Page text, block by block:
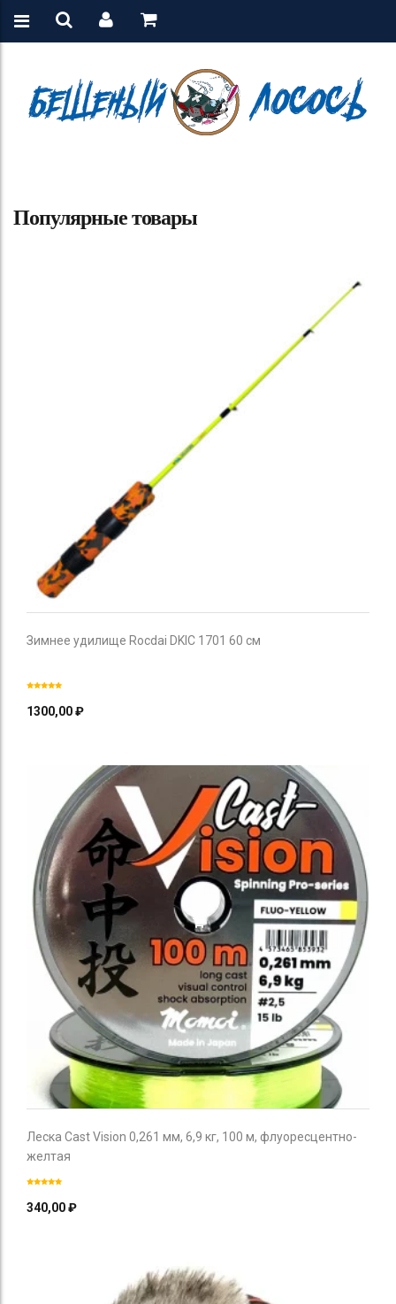
Популярные товары
Зимнее удилище Rocdai DKIC 1701 60 см
1300,00₽
Леска Cast Vision 0,261 мм, 6,9 кг, 100 м, флуоресцентно-
желтая
340,00₽